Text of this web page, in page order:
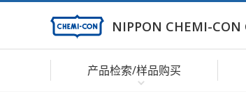
NIPPON CHEMI-CON
产品检索/样品购买